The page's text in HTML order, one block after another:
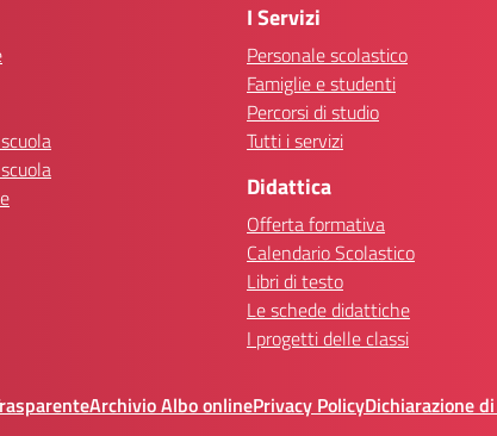
I Servizi
Personale scolastico
Famiglie e studenti
Percorsi di studio
Tutti i servizi
Didattica
Offerta formativa
Calendario Scolastico
Libri di testo
Le schede didattiche
I progetti delle classi
Archivio Albo onlinePrivacy PolicyDichiarazione